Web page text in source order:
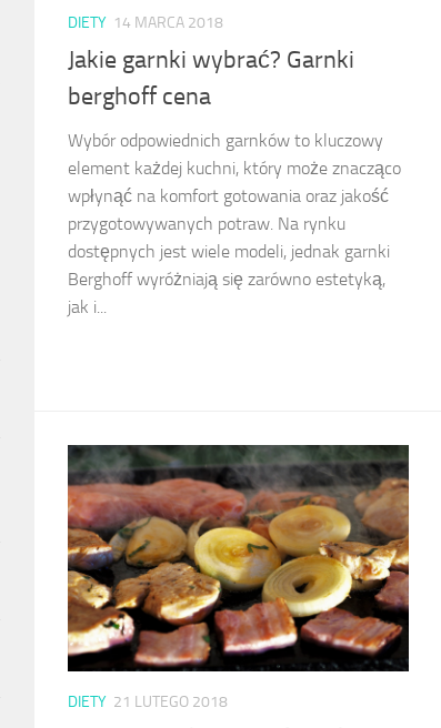
DIETY 14 MARCA 2018
Jakie garnki wybrać? Garnki
berghoff cena
Wybór odpowiednich garnków to kluczowy
element każdej kuchni, który może znacząco
wpłynąć na komfort gotowania oraz jakość
przygotowywanych potraw. Na rynku
dostępnych jest wiele modeli, jednak garnki
Berghoff wyróżniają się zarówno estetyką,
jak i...
DIETY 21 LUTEGO 2018